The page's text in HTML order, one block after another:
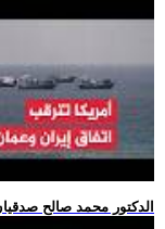
.. الدكتور محمد صالح